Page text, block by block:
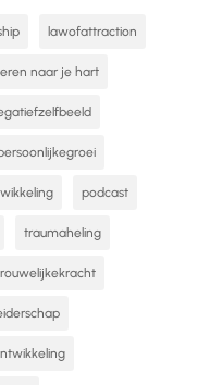
lawofattraction
naar je hart
podcast
traumaheling